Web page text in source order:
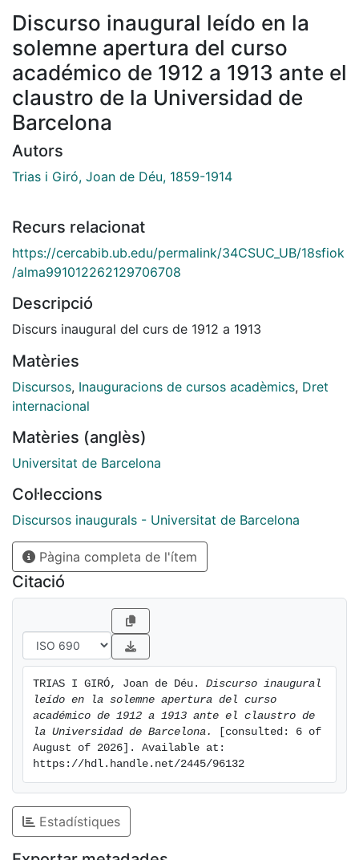
Discurso inaugural leído en la
solemne apertura del curso
académico de 1912 a 1913 ante el
claustro de la Universidad de
Barcelona
Autors
Trias i Giró, Joan de Déu, 1859-1914
Recurs relacionat
https://cercabib.ub.edu/permalink/34CSUC_UB/18sfiok
/alma991012262129706708
Descripció
Discurs inaugural del curs de 1912 a 1913
Matèries
Discursos, Inauguracions de cursos acadèmics, Dret
internacional
Matèries (anglès)
Universitat de Barcelona
Col·leccions
Discursos inaugurals - Universitat de Barcelona
Pàgina completa de l'ítem
Citació
TRIAS I GIRÓ, Joan de Déu. Discurso inaugural
leído en la solemne apertura del curso
académico de 1912 a 1913 ante el claustro de
la Universidad de Barcelona.
[consulted: 6 of
August of 2026]. Available at:
https://hdl.handle.net/2445/96132
Estadístiques